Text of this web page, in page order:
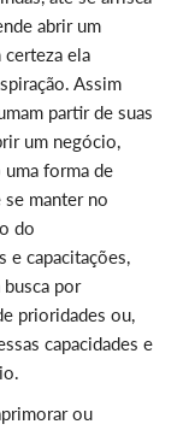
abrir um
ela
Assim
partir de suas
um negócio,
forma de
se manter no
do
e capacitações,
por
prioridades ou,
capacidades e
ou